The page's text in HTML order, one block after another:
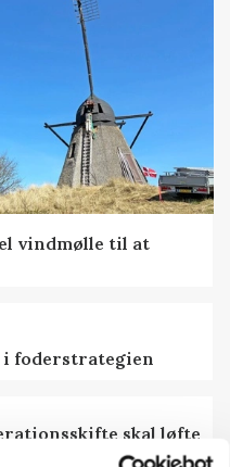
vindmølle til at
i foderstrategien
skal løfte
i Norden